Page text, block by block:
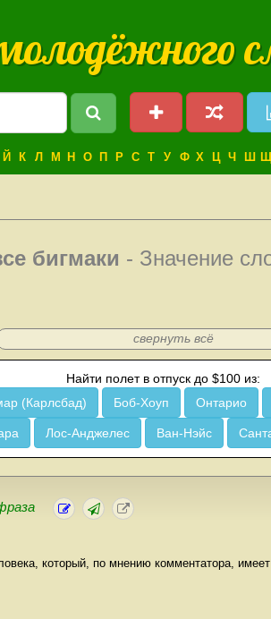
Й К Л М Н О П Р С Т У Ф Х Ц Ч Ш Щ
бигмаки - Значение
свернуть всё
Найти полет в отпуск до $100 из:
(Карлсбад) Боб-Хоуп Онтарио
Лос-Анджелес Ван-Нэйс
который, по мнению комментатора,